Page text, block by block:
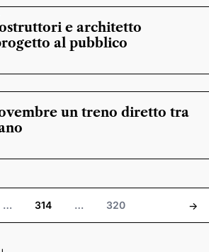
e architetto
al pubblico
un treno diretto tra
… 314 … 320 ->